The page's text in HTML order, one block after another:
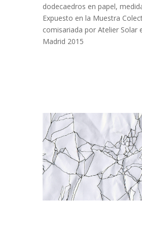
dodecaedros en papel,
Expuesto en la Muestra
comisariada por Atelier Solar
Madrid 2015